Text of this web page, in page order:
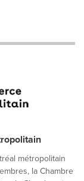
métropolitain
la Chambre